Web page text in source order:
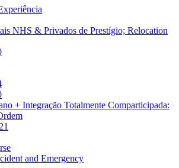
NHS & Privados de Prestígio; Relocation
+ Integração Totalmente Comparticipada:
and Emergency